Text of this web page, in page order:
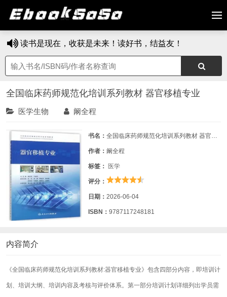
读书是现在，收获是未来！读好书，结益友！
全国临床药师规范化培训系列教材 器官移植专业
医学生物 阚全程
书名： 全国临床药师规范化培训系列教材 器官移植专业
作者： 阚全程
标签： 医学
评分：
日期： 2026-06-04
ISBN： 9787117248181
内容简介
《全国临床药师规范化培训系列教材:器官移植专业》包含四部分内容，即培训计
划、培训大纲、培训内容及考核与评价体系。第一部分培训计划详细列出学员需